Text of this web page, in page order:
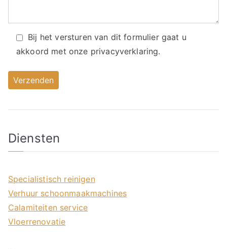
Bij het versturen van dit formulier gaat u
akkoord met onze privacyverklaring.
Diensten
Specialistisch reinigen
Verhuur schoonmaakmachines
Calamiteiten service
Vloerrenovatie